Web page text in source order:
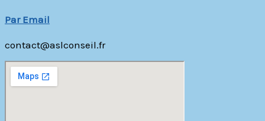
Par Email
contact@aslconseil.fr